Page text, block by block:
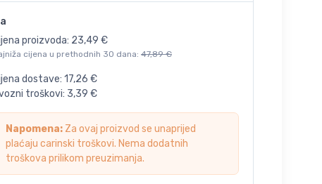
proizvoda: 23,49 €
cijena u prethodnih 30 dana: 47,89 €
dostave: 17,26 €
troškovi: 3,39 €
Napomena:Za ovaj proizvod se unaprijed
plaćaju carinski troškovi. Nema dodatnih
troškova prilikom preuzimanja.